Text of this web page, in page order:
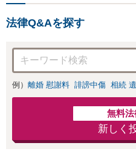
法律Q&Aを探す
例） 離婚 慰謝料 誹謗中傷 相続
無料
新しく